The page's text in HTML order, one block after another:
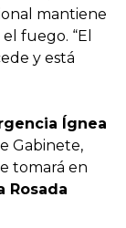
mantiene
fuego. “El
y está
Ígnea
Gabinete,
tomará en
Rosada